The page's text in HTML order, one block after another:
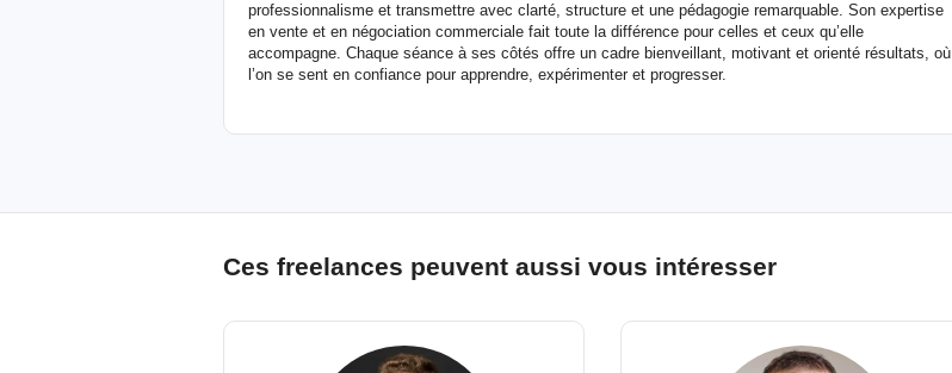
professionnalisme et transmettre avec clarté, structure et une pédagogie remarquable. Son expertise
en vente et en négociation commerciale fait toute la différence pour celles et ceux qu’elle
accompagne. Chaque séance à ses côtés offre un cadre bienveillant, motivant et orienté résultats, où
l’on se sent en confiance pour apprendre, expérimenter et progresser.
Ces freelances peuvent aussi vous intéresser